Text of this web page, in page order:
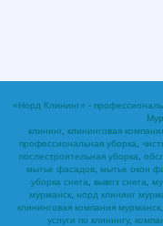
«Норд Клининг» -
клининг клининговая
профессиональная уборка
послестроительная уборка
мытье фасадов мытье окон
уборка снега
вывоз снега
мурманск, норд клининг
клининговая компания мурманск
услуги по клинингу,